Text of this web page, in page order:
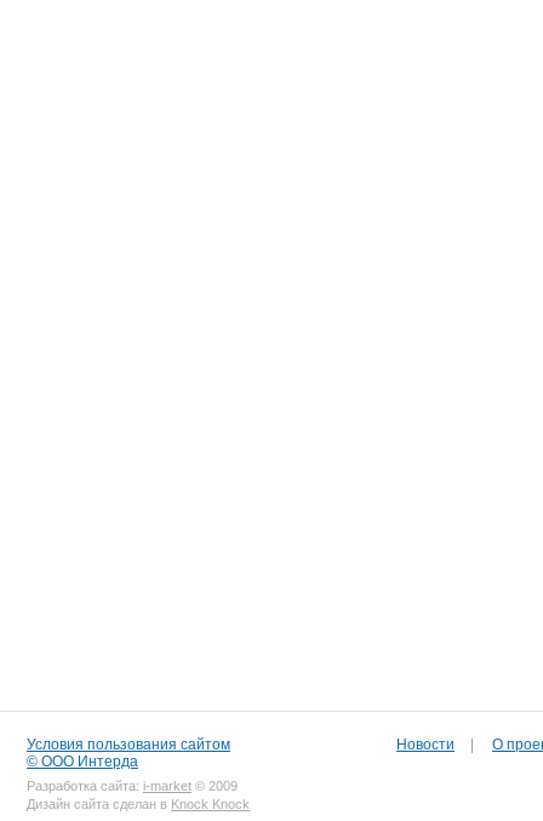
Условия пользования сайтом
© ООО Интерда
Разработка сайта: i-market © 2009
Дизайн сайта сделан в Knock Knock
Новости О